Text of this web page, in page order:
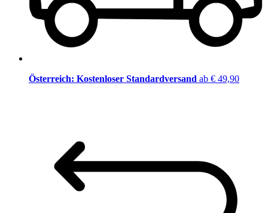
Österreich: Kostenloser Standardversand ab € 49,90